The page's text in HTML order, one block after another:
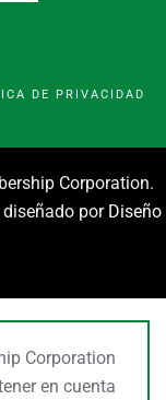
DE PRIVACIDAD
Corporation.
por Diseño
Corporation
en cuenta